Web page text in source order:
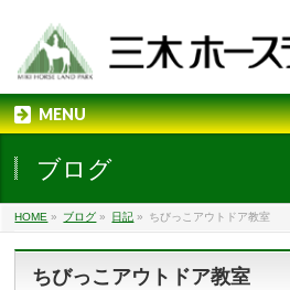
MENU
ブログ
HOME » ブログ » 日記 » ちびっこアウトドア教室
ちびっこアウトドア教室